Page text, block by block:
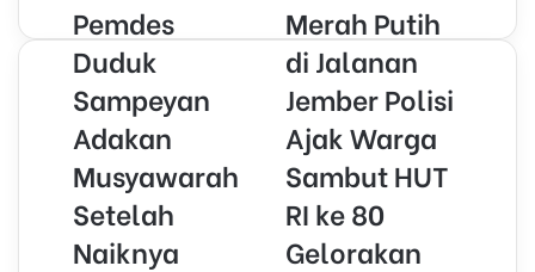
o Pemdes
Duduk
Sampeyan
Adakan
Musyawarah
Setelah
Naiknya
Merah Putih
di Jalanan
Jember Polisi
Ajak Warga
Sambut HUT
RI ke 80
Gelorakan